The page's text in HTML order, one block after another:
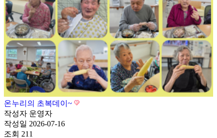
온누리의 초복데이~
작성자 운영자
작성일 2026-07-16
조회 211